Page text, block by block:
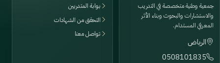
جمعية وطنية متخصصة في التدريب
والاستشارات والبحوث وبناء الأثر
المعرفي المستدام.
الرياض
0508101835
بوابة المتدربين
التحقق من الشهادات
تواصل معنا